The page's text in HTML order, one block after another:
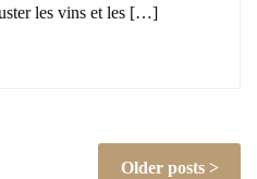
les vins et les […]
Older posts